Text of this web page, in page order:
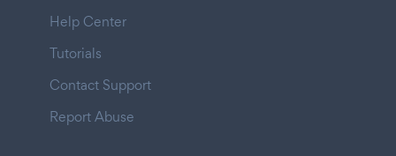
Help Center
Tutorials
Contact Support
Report Abuse